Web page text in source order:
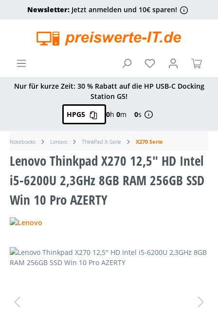
springen
Newsletter:Jetzt anmelden und 10€ sparen!
Nur für kurze Zeit: 30 % Rabatt auf die HP USB-C Docking
Station G5!
HPG5
0h 0m 0s
Notebooks Lenovo ThinkPad X-Serie X270 Serie
Lenovo Thinkpad X270 12,5" HD Intel
i5-6200U 2,3GHz 8GB RAM 256GB SSD
Win 10 Pro AZERTY
Bildergalerie überspringen